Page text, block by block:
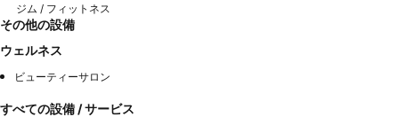
ジム / フィットネス
その他の設備
ウェルネス
ビューティーサロン
すべての設備 / サービス